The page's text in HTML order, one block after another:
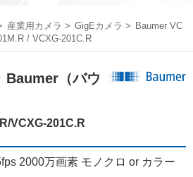
産業用カメラ GigEカメラ
Baumer VC
/ VCXG-201C.R
Baumer（バウ
VCXG-201C.R
2000万画素 モノクロ or カラー